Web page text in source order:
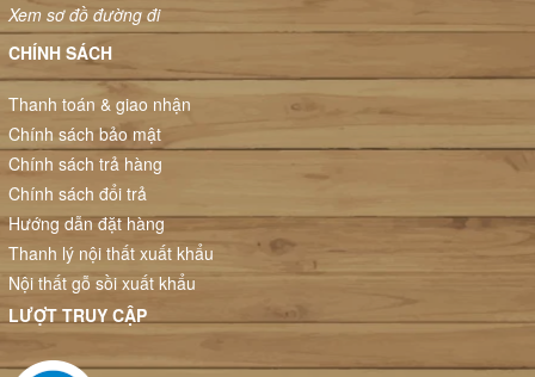
Xem sơ đồ đường đi
CHÍNH SÁCH
Thanh toán & giao nhận
Chính sách bảo mật
Chính sách trả hàng
Chính sách đổi trả
Hướng dẫn đặt hàng
Thanh lý nội thất xuất khẩu
Nội thất gỗ sồi xuất khẩu
LƯỢT TRUY CẬP